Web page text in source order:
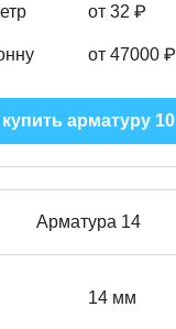
от 32 ₽
от 47000 ₽
купить арматуру 10
Арматура 14
14 мм